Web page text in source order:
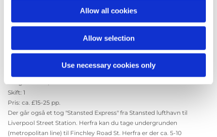
Allow all cookies
Allow selection
Use necessary cookies only
Der går en direkte bus "National Express" fra Stansted lufthavn til
Finchley Road flere gange i timen nærmest hele døgnet. Herfra er
der ca. 5-10 minutters gang til K.
Skift: 1
Pris: ca. £15-25 pp.
Der går også et tog "Stansted Express" fra Stansted lufthavn til
Liverpool Street Station. Herfra kan du tage undergrunden
(metropolitan line) til Finchley Road St. Herfra er der ca. 5-10